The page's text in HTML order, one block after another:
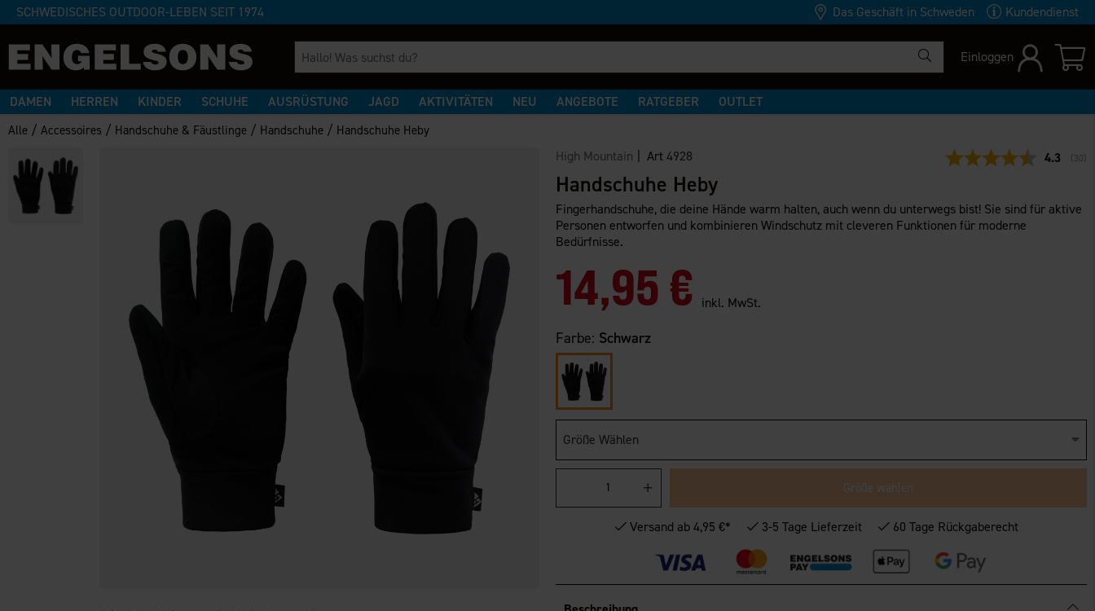
SCHWEDISCHES OUTDOOR-LEBEN SEIT 1974 Das Geschäft in Schweden Kundendienst
Einloggen
DAMEN HERREN KINDER SCHUHE AUSRÜSTUNG JAGD AKTIVITÄTEN NEU ANGEBOTE RATGEBER OUTLET
Alle /Accessoires / Handschuhe & Fäustlinge / Handschuhe / Handschuhe Heby
High Mountain | Art4928 4.3 ( 30
Handschuhe Heby
Fingerhandschuhe, die deine Hände warm halten, auch wenn du unterwegs bist! Sie sind für aktive
Personen entworfen und kombinieren Windschutz mit cleveren Funktionen für moderne
Bedürfnisse.
14,95 € inkl. MwSt.
Farbe: Schwarz
Größe Wählen
Größe wählen
Versand ab 4,95 €* 3-5 Tage Lieferzeit 60 Tage Rückgaberecht